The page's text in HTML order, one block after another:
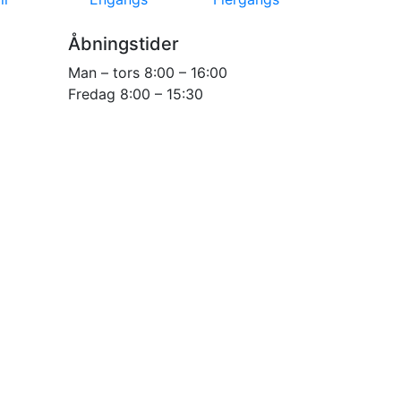
Åbningstider
Man – tors 8:00 – 16:00
Fredag 8:00 – 15:30